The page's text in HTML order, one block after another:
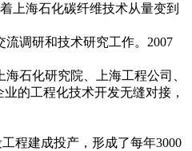
上海石化碳纤维技术从量变到
调研和技术研究工作。2007
石化研究院、上海工程公司、
的工程化技术开发无缝对接，
程建成投产，形成了每年3000